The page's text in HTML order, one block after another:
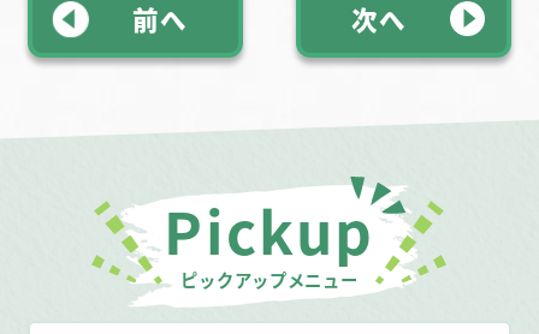
前へ 次へ
Pickup
ピックアップメニュー